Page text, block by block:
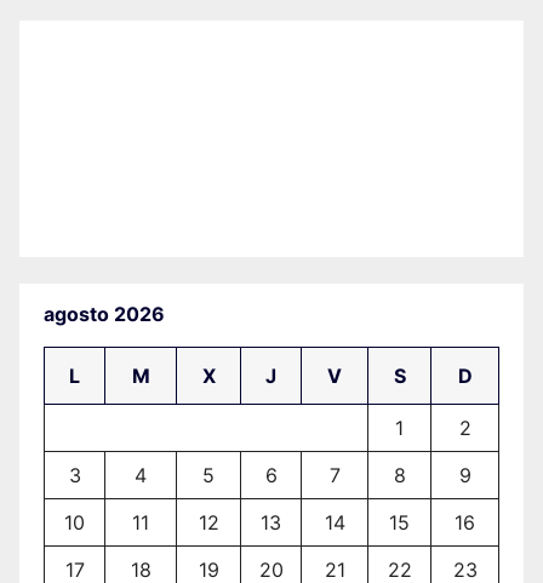
agosto 2026
L M X J V S D
1
2
3
4 5 6 7 8
9
10
11 12 13 14 15
16
17
18 19 20 21 22
23